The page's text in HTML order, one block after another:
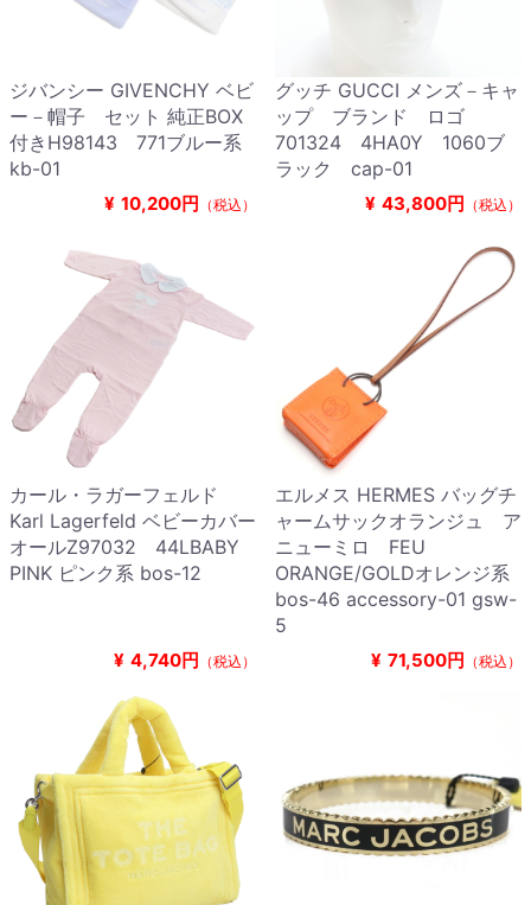
ジバンシー GIVENCHY ベビ
ー－帽子 セット 純正BOX
付きH98143 771ブルー系
kb-01
¥ 10,200円 （税込）
グッチ GUCCI メンズ－キャ
ップ ブランド ロゴ
701324 4HA0Y 1060ブ
ラック cap-01
¥ 43,800円 （税込）
カール・ラガーフェルド
Karl Lagerfeld ベビーカバー
オールZ97032 44LBABY
PINK ピンク系 bos-12
¥ 4,740円 （税込）
エルメス HERMES バッグチ
ャームサックオランジュ ア
ニューミロ FEU
ORANGE/GOLDオレンジ系
bos-46 accessory-01 gsw-
5
¥ 71,500円 （税込）